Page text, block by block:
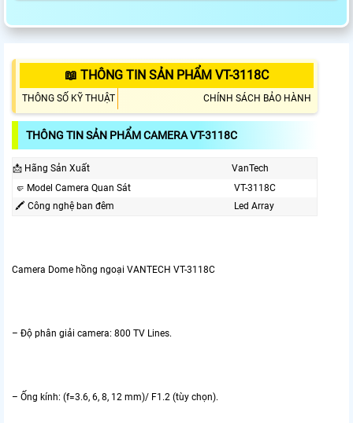
📖 THÔNG TIN SẢN PHẨM VT-3118C
THÔNG SỐ KỸ THUẬT CHÍNH SÁCH BẢO HÀNH
THÔNG TIN SẢN PHẨM CAMERA VT-3118C
📩 Hãng Sản Xuất
VanTech
🤛 Model Camera Quan Sát
VT-3118C
🖍 Công nghệ ban đêm
Led Array
Camera Dome hồng ngoại VANTECH VT-3118C
– Độ phân giải camera: 800 TV Lines.
– Ống kính: (f=3.6, 6, 8, 12 mm)/ F1.2 (tùy chọn).